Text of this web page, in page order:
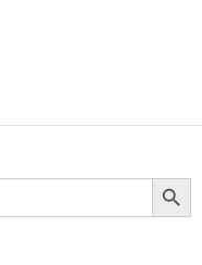
SEARCH